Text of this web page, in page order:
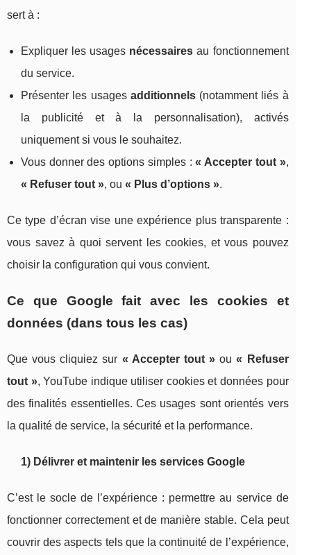
sert à :
Expliquer les usages nécessaires au fonctionnement
du service.
Présenter les usages additionnels(notamment liés à
la publicité et à la personnalisation), activés
uniquement si vous le souhaitez.
Vous donner des options simples :« Accepter tout »,
« Refuser tout », ou « Plus d’options ».
Ce type d’écran vise une expérience plus transparente :
vous savez à quoi servent les cookies, et vous pouvez
choisir la configuration qui vous convient.
Ce que Google fait avec les cookies et
données (dans tous les cas)
Que vous cliquiez sur « Accepter tout » ou« Refuser
tout », YouTube indique utiliser cookies et données pour
des finalités essentielles. Ces usages sont orientés vers
la qualité de service, la sécurité et la performance.
1) Délivrer et maintenir les services Google
C’est le socle de l’expérience : permettre au service de
fonctionner correctement et de manière stable. Cela peut
couvrir des aspects tels que la continuité de l’expérience,